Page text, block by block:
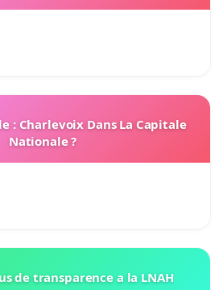
: Charlevoix Dans La Capitale
Nationale ?
de transparence a la LNAH